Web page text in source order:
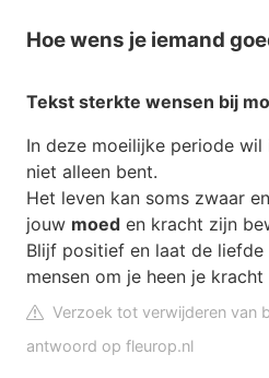
Hoe wens je iemand
Tekst sterkte wensen bij
In deze moeilijke periode
niet alleen bent.
Het leven kan soms zwaar
jouw moed en kracht zijn
Blijf positief en laat de liefde
mensen om je heen je kracht
Verzoek tot verwijderen van
antwoord op fleurop.nl